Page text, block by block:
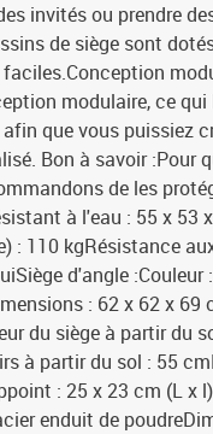
invités ou prendre
de siège sont
modulaire, ce
afin que vous puissiez
Bon à savoir :Pour
de les
à l'eau : 55 x 53
: 110 kgRésistance
d'angle
: 62 x 62 x 69
du siège à partir du
à partir du sol : 55
: 25 x 23 cm (L x
enduit de